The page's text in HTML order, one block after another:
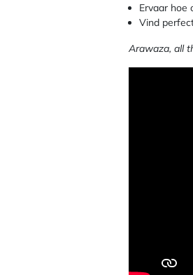
Ervaar hoe
Vind
Arawaza, all